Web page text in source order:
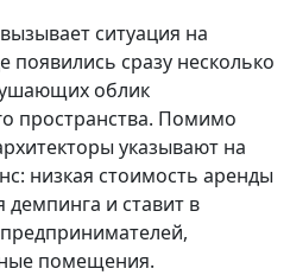
ситуация на
появились сразу несколько
облик
пространства. Помимо
указывают на
низкая стоимость аренды
демпинга и ставит в
помещения.